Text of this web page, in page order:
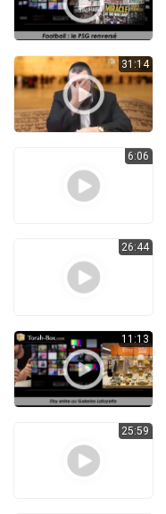
31:14
6:06
26:44
11:13
25:59